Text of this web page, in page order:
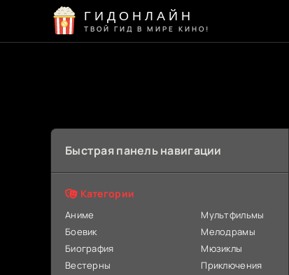
ГИДОНЛАЙН
ТВОЙ ГИД В МИРЕ КИНО!
Быстрая панель навигации
Категории
Аниме
Боевик
Биография
Вестерны
Мультфильмы
Мелодрамы
Мюзиклы
Приключения